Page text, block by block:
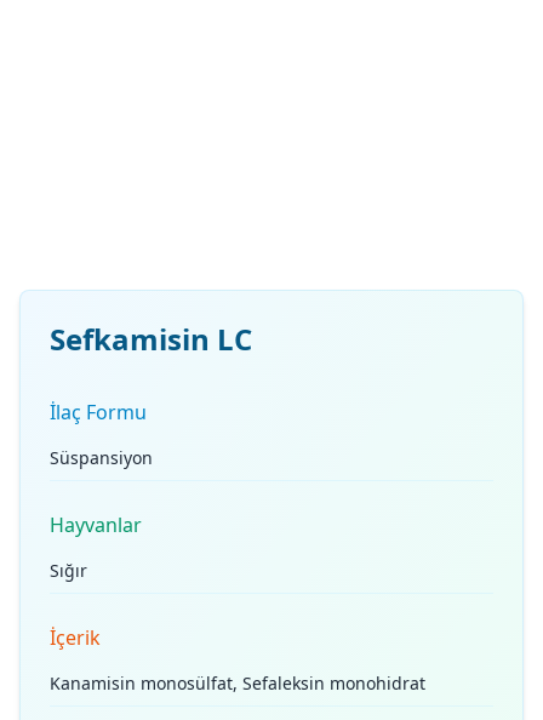
Sefkamisin LC
İlaç Formu
Süspansiyon
Hayvanlar
Sığır
İçerik
Kanamisin monosülfat, Sefaleksin monohidrat